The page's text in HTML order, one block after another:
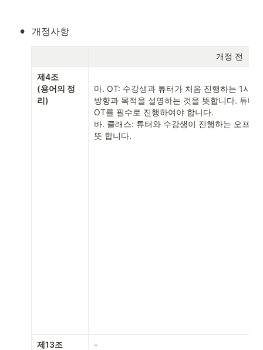
• 개정사항
                                                    개정 전
제4조
(용어의 정
리)
마. OT: 수강생과 튜터가 처음 진행하는 1시간
방향과 목적을 설명하는 것을 뜻합니다. 튜터
OT를 필수로 진행하여야 합니다.
바. 클래스: 튜터와 수강생이 진행하는 오프라
뜻 합니다.
제13조
-